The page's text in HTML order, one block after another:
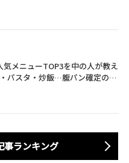
気メニューTOP3を中の人が教え
パスタ・炒飯…腹パン確定のガ
事ランキング